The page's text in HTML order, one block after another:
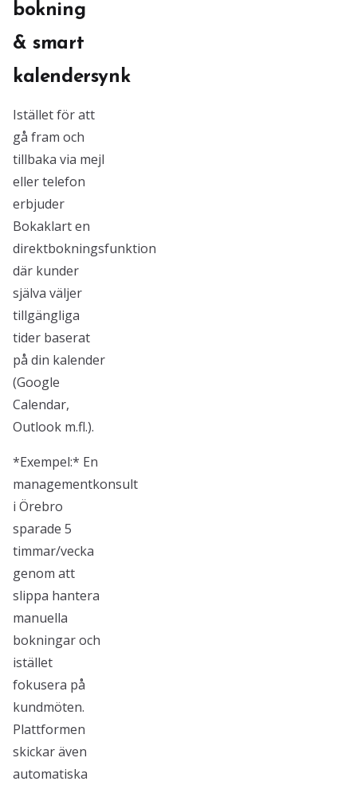
bokning
& smart
kalendersynk
Istället för att
gå fram och
tillbaka via mejl
eller telefon
erbjuder
Bokaklart en
direktbokningsfunktion
där kunder
själva väljer
tillgängliga
tider baserat
på din kalender
(Google
Calendar,
Outlook m.fl.).
*Exempel:* En
managementkonsult
i Örebro
sparade 5
timmar/vecka
genom att
slippa hantera
manuella
bokningar och
istället
fokusera på
kundmöten.
Plattformen
skickar även
automatiska